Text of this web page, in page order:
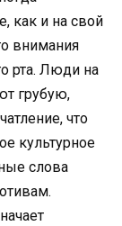
как и на свой
внимания
рта. Люди на
грубую,
что
культурное
слова